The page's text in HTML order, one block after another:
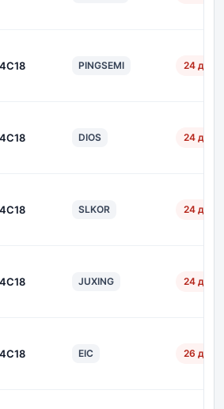
PINGSEMI 24 дн.
DIOS 24 дн.
SLKOR 24 дн.
JUXING 24 дн.
EIC 26 дн.